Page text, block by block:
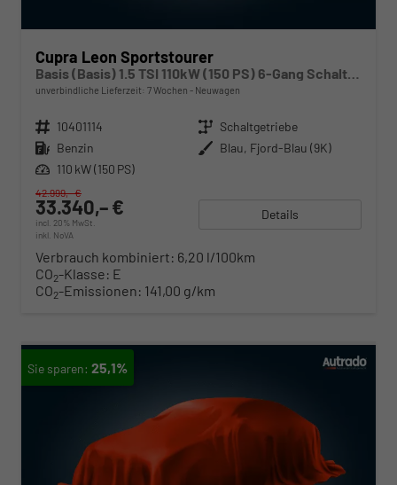
Cupra Leon Sportstourer
Basis (Basis) 1.5 TSI 110kW (150 PS) 6-Gang Schaltgetriebe
unverbindliche Lieferzeit: 7 Wochen Neuwagen
Fahrzeugnr. 10401114 Getriebe Schaltgetriebe
Kraftstoff Benzin Außenfarbe Blau, Fjord-Blau (9K)
Leistung 110 kW (150 PS)
33.340,– €
incl. 20% MwSt.
inkl. NoVA
42.999,– €
Details
Verbrauch kombiniert: 6,20 l/100km
CO2-Klasse: E
CO2-Emissionen: 141,00 g/km
25,1%